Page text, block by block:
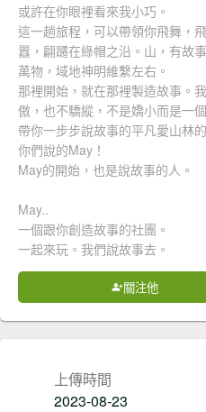
或許在你眼裡看來我小巧。
這一趟旅程，可以帶領你飛舞，
囂，翩躚在綠帽之沿。山，有故
萬物，域地神明維繫左右。
那裡開始，就在那裡製造故事。
傲，也不驕縱，不是嬌小而是一
帶你一步步說故事的平凡愛山林
你們說的May！
May的開始，也是說故事的人。
May..
一個跟你創造故事的社團。
一起來玩。我們說故事去。
關注他
上傳時間
2023-08-23